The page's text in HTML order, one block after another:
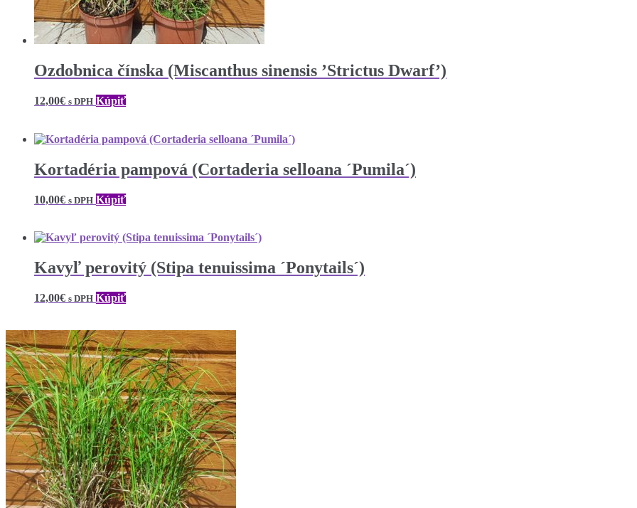
Ozdobnica čínska (Miscanthus sinensis ’Strictus Dwarf’)
12,00€ s DPH Kúpiť
Kortadéria pampová (Cortaderia selloana ´Pumila´)
10,00€ s DPH Kúpiť
Kavyľ perovitý (Stipa tenuissima ´Ponytails´)
12,00€ s DPH Kúpiť